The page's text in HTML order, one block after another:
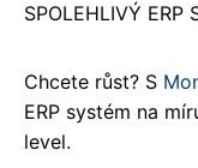
SPOLEHLIVÝ ERP
Chcete růst? S
ERP systém na
level.